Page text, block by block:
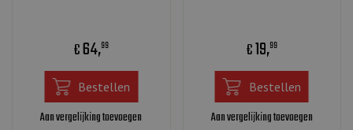
€64,99
Bestellen
Aan vergelijking toevoegen
€19,99
Bestellen
Aan vergelijking toevoegen